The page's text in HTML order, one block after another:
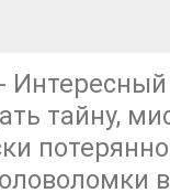
-
тайну,